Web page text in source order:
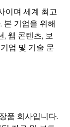
이며 세계 최고
본 기업을 위해
웹 콘텐츠, 보
업 및 기술 문
품 회사입니다.